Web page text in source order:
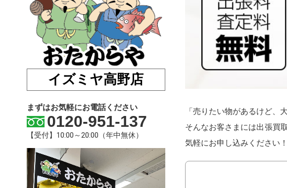
イズミヤ高野店
まずはお気軽にお電話ください
0120-951-137
【受付】10:00～20:00（年中無休）
「売りたい物があるけど、
そんなお客さまには出張買
気軽にお申し込みください！